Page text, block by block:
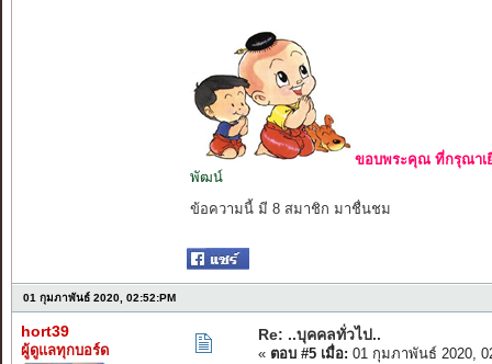
ขอบพระคุณ ที่กรุณาเ
พัฒน์
ข้อความนี้ มี 8 สมาชิก มาชื่นชม
01 กุมภาพันธ์ 2020, 02:52:PM
hort39
ผู้ดูแลทุกบอร์ด
Re: ..บุคคลทั่วไป..
« ตอบ #5 เมื่อ: 01 กุมภาพันธ์ 2020,